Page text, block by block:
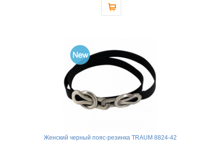
Женский черный пояс-резинка TRAUM 8824-42